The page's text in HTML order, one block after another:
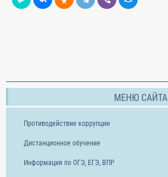
МЕНЮ САЙТА
Противодействие коррупции
Дистанционное обучение
Информация по ОГЭ, ЕГЭ, ВПР